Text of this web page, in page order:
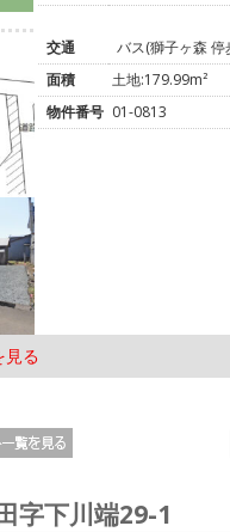
見る
交通
バス(獅子ヶ森 停
面積
土地:179.99m²
物件番号 01-0813
字下川端29-1